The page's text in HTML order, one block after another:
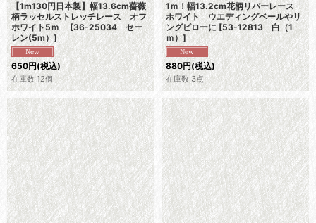
【1m130円日本製】幅13.6cm薔薇
柄ラッセルストレッチレース オフ
ホワイト5ｍ [36-25034 セー
レン(5m）]
650円(税込)
在庫数 12個
1ｍ！幅13.2cm花柄リバーレース
ホワイト ウエディングベールやリ
ングピローに [53-12813 白（1
ｍ）]
880円(税込)
在庫数 3点